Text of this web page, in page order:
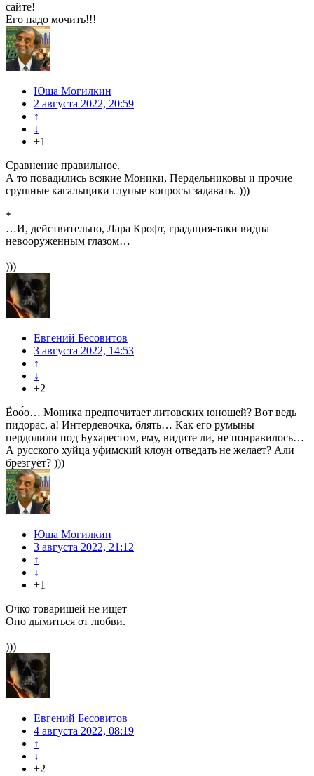
сайте!
Его надо мочить!!!
Юша Могилкин
2 августа 2022, 20:59
↑
↓
+1
Сравнение правильное.
А то повадились всякие Моники, Пердельниковы и прочие
срушные кагальщики глупые вопросы задавать. )))
*
…И, действительно, Лара Крофт, градация-таки видна
невооруженным глазом…
)))
Евгений Бесовитов
3 августа 2022, 14:53
↑
↓
+2
Ёоо́о… Моника предпочитает литовских юношей? Вот ведь
пидорас, а! Интердевочка, блять… Как его румыны
пердолили под Бухарестом, ему, видите ли, не понравилось…
А русского хуйца уфимский клоун отведать не желает? Али
брезгует? )))
Юша Могилкин
3 августа 2022, 21:12
↑
↓
+1
Очко товарищей не ищет –
Оно дымиться от любви.
)))
Евгений Бесовитов
4 августа 2022, 08:19
↑
↓
+2